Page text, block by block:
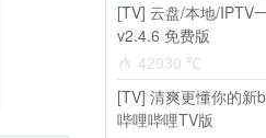
[TV] 云盘/本地/IPTV
v2.4.6 免费版
42930 ℃
[TV] 清爽更懂你的新
哔哩哔哩TV版